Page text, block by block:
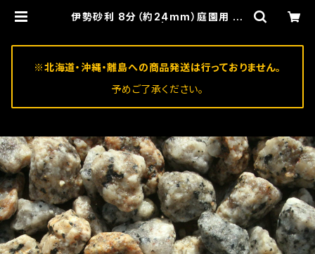
伊勢砂利 8分（約24mm）庭園用 化
※北海道・沖縄・離島への商品発送は行っておりません。
予めご了承ください。